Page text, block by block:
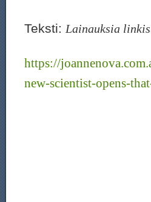
Teksti: Lainauksia
https://
new-scientist-opens-